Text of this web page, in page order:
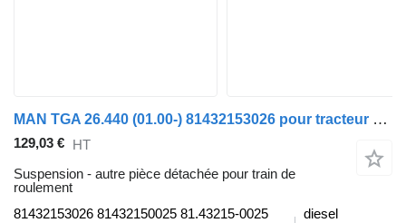
MAN TGA 26.440 (01.00-) 81432153026 pour tracteur routier MAN 4-series, TGA (1993-2009)
129,03 € HT
Suspension - autre pièce détachée pour train de
roulement
81432153026 81432150025 81.43215-0025
diesel